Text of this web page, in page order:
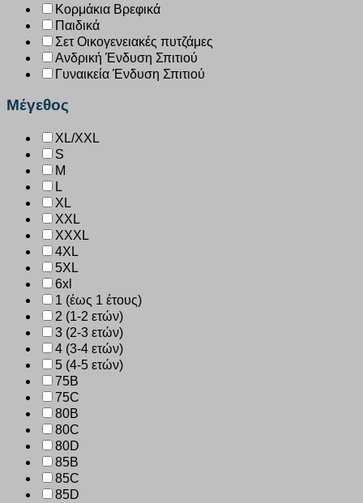
Κορμάκια Βρεφικά
Παιδικά
Σετ Οικογενειακές πυτζάμες
Ανδρική Ένδυση Σπιτιού
Γυναικεία Ένδυση Σπιτιού
Μέγεθος
XL/XXL
S
M
L
XL
XXL
XXXL
4XL
5XL
6xl
1 (έως 1 έτους)
2 (1-2 ετών)
3 (2-3 ετών)
4 (3-4 ετών)
5 (4-5 ετών)
75B
75C
80B
80C
80D
85B
85C
85D